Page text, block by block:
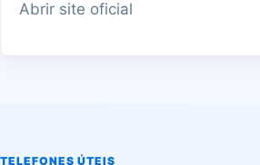
Abrir site oficial
TELEFONES ÚTEIS